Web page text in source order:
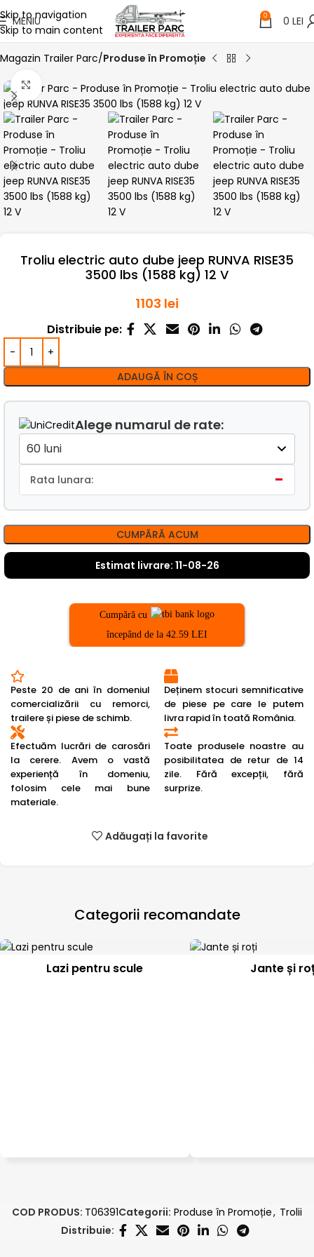
Skip to navigation
Skip to main content
MENIU 0 0 LEI
Magazin Trailer Parc Produse în Promoție
Click pentru a mari
Troliu electric auto dube jeep RUNVA RISE35
3500 lbs (1588 kg) 12 V
1103 lei
Distribuie pe:
ADAUGĂ ÎN COȘ
Alege numarul de rate:
Rata lunara: -
CUMPĂRĂ ACUM
Estimat livrare: 11-08-26
Cumpără cu
începând de la 42.59 LEI
Peste 20 de ani în domeniul
comercializării cu remorci,
trailere și piese de schimb.
Efectuăm lucrări de carosări
la cerere. Avem o vastă
experiență în domeniu,
folosim cele mai bune
materiale.
Deținem stocuri semnificative
de piese pe care le putem
livra rapid în toată România.
Toate produsele noastre au
posibilitatea de retur de 14
zile. Fără excepții, fără
surprize.
Adăugați la favorite
Categorii recomandate
Lazi pentru scule Jante și
COD PRODUS: T06391Categorii: Produse în Promoție, Trolii
Distribuie: